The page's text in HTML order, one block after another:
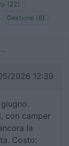
(22)
Gestione (6)
2026 12:39
con camper
la
Costo: